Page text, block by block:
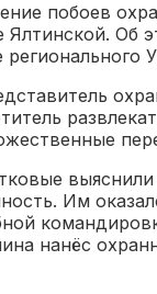
побоев
Ялтинской. Об
регионального
Им
нанёс